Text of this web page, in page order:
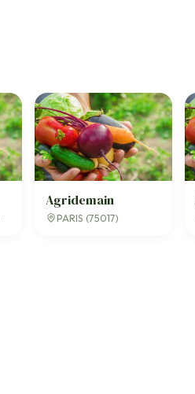
Agridemain
PARIS (75017)